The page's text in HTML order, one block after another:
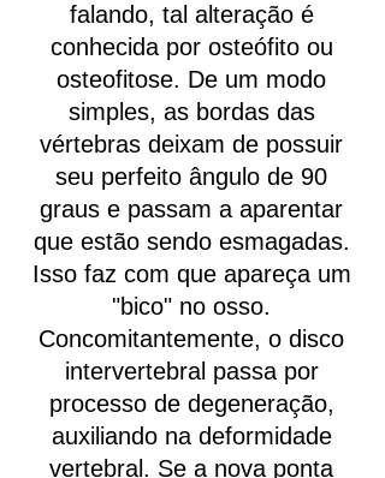
falando, tal alteração é
conhecida por osteófito ou
osteofitose. De um modo
simples, as bordas das
vértebras deixam de possuir
seu perfeito ângulo de 90
graus e passam a aparentar
que estão sendo esmagadas.
Isso faz com que apareça um
"bico" no osso.
Concomitantemente, o disco
intervertebral passa por
processo de degeneração,
auxiliando na deformidade
vertebral. Se a nova ponta